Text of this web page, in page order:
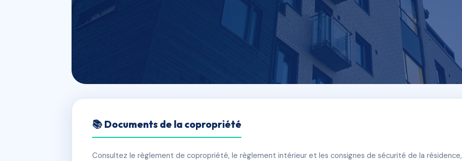
SDC 2 IMPASSE DE LA POISSONNERIE
📍 2 IMPASSE DE LA POISSONNERIE
📚 Documents de la copropriété
Consultez le règlement de copropriété, le règlement intérieur et les consignes de sécurité de la